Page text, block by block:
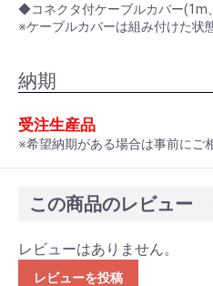
◆コネクタ付ケーブルカバー(1m
※ケーブルカバーは組み付けた状
納期
受注生産品
※希望納期がある場合は事前にご
この商品のレビュー
レビューはありません。
レビューを投稿